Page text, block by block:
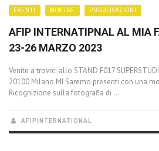
EVENTI MOSTRE PUBBLICAZIONI
AFIP INTERNATIPNAL AL MIA
23-26 MARZO 2023
Venite a trovrci allo STAND F017
20100 Milano MI Saremo presenti con una
Ricognizione sulla fotografia di ...
AFIPINTERNATIONAL